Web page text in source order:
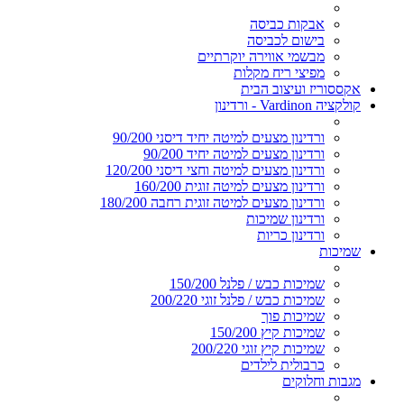
אבקות כביסה
בישום לכביסה
מבשמי אווירה יוקרתיים
מפיצי ריח מקלות
אקססוריז ועיצוב הבית
קולקציה Vardinon - ורדינון
ורדינון מצעים למיטה יחיד דיסני 90/200
ורדינון מצעים למיטה יחיד 90/200
ורדינון מצעים למיטה וחצי דיסני 120/200
ורדינון מצעים למיטה זוגית 160/200
ורדינון מצעים למיטה זוגית רחבה 180/200
ורדינון שמיכות
ורדינון כריות
שמיכות
שמיכות כבש / פלנל 150/200
שמיכות כבש / פלנל זוגי 200/220
שמיכות פוך
שמיכות קיץ 150/200
שמיכות קיץ זוגי 200/220
כרבולית לילדים
מגבות וחלוקים